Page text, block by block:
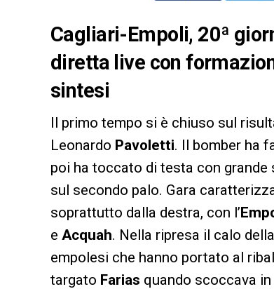
Cagliari-Empoli, 20ª
diretta live con
sintesi
Il primo tempo si è chiuso sul
Leonardo Pavoletti. Il bomber ha
poi ha toccato di testa con
sul secondo palo. Gara
soprattutto dalla destra, con l’
e Acquah. Nella ripresa il calo
empolesi che hanno portato al
targato Farias quando scoccava